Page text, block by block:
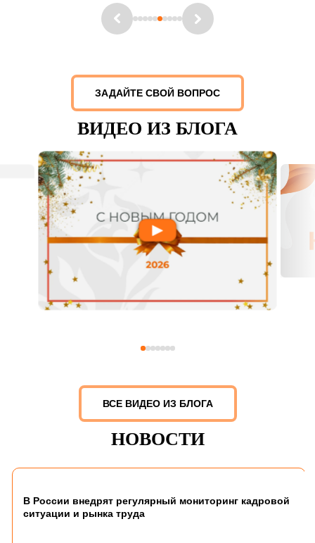
ЗАДАЙТЕ СВОЙ ВОПРОС
ВИДЕО ИЗ БЛОГА
ВСЕ ВИДЕО ИЗ БЛОГА
НОВОСТИ
В России внедрят регулярный мониторинг кадровой
ситуации и рынка труда